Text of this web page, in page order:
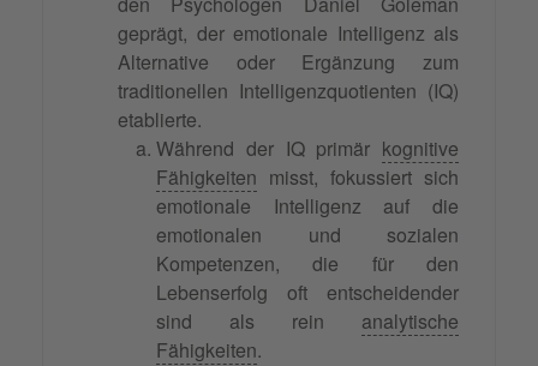
geprägt, der emotionale Intelligenz als
Alternative oder Ergänzung zum
traditionellen Intelligenzquotienten (IQ)
etablierte.
Während der IQ primär kognitive
Fähigkeiten misst, fokussiert sich
emotionale Intelligenz auf die
emotionalen und sozialen
Kompetenzen, die für den
Lebenserfolg oft entscheidender
sind als rein analytische
Fähigkeiten.